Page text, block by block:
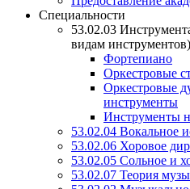
Специальности
53.02.03
видам инструментов)
Фортепиано
Оркестровые
Оркестровые
инструменты
Инструменты
53.02.04 Вокальное
53.02.06 Хоровое
53.02.05 Сольное и
53.02.07 Теория